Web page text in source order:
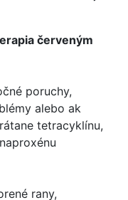
červeným
poruchy,
alebo ak
tetracyklínu,
rany,